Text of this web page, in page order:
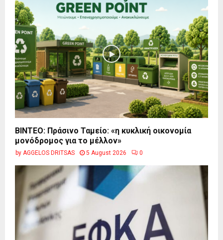
BINTEO: Πράσινο Ταμείο: «η κυκλική οικονομία
μονόδρομος για το μέλλον»
by AGGELOS DRITSAS 5 August 2026 0